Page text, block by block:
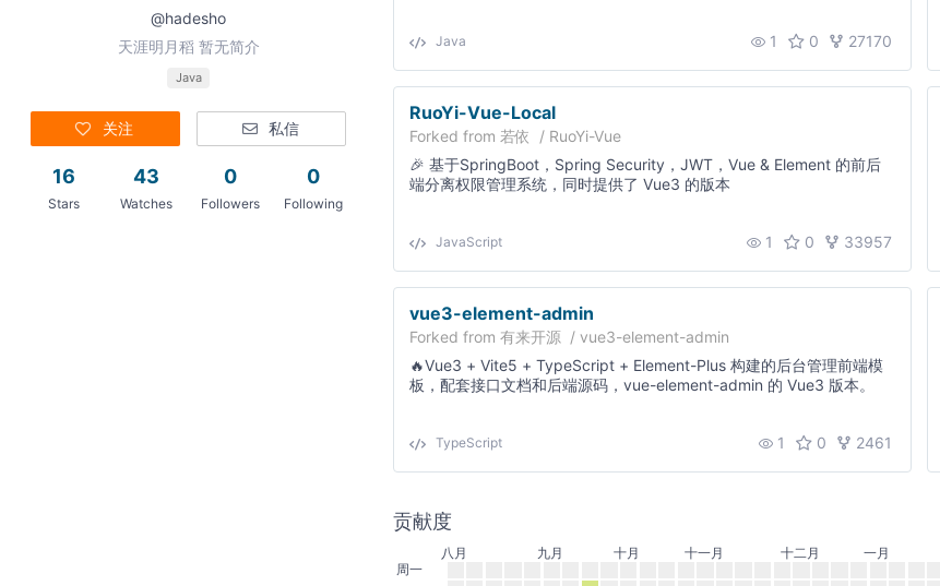
@hadesho
天涯明月稻 暂无简介
Java
关注 私信
16
Stars
43
Watches
0
Followers
0
Following
Java 1 0 27170
RuoYi-Vue-Local
Forked from 若依 / RuoYi-Vue
🎉 基于SpringBoot，Spring Security，JWT，Vue & Element 的前后
端分离权限管理系统，同时提供了 Vue3 的版本
JavaScript 1 0 33957
vue3-element-admin
Forked from 有来开源 /vue3-element-admin
🔥Vue3 + Vite5 + TypeScript + Element-Plus 构建的后台管理前端模
板，配套接口文档和后端源码，vue-element-admin 的 Vue3 版本。
TypeScript 1 0 2461
贡献度
周一
八月 九月 十月 十一月 十二月 一月